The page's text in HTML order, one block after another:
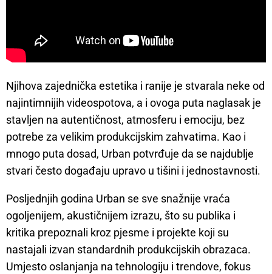
Njihova zajednička estetika i ranije je stvarala neke od
najintimnijih videospotova, a i ovoga puta naglasak je
stavljen na autentičnost, atmosferu i emociju, bez
potrebe za velikim produkcijskim zahvatima. Kao i
mnogo puta dosad, Urban potvrđuje da se najdublje
stvari često događaju upravo u tišini i jednostavnosti.
Posljednjih godina Urban se sve snažnije vraća
ogoljenijem, akustičnijem izrazu, što su publika i
kritika prepoznali kroz pjesme i projekte koji su
nastajali izvan standardnih produkcijskih obrazaca.
Umjesto oslanjanja na tehnologiju i trendove, fokus